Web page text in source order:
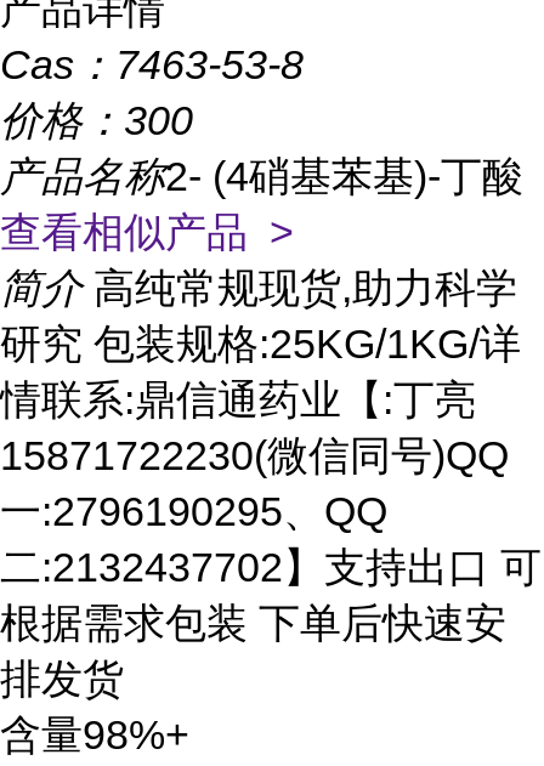
Cas： 7463-53-8
价格： 300
产品名称2- (4硝基苯基)-丁酸
查看相似产品 >
简介 高纯常规现货,助力科学
研究 包装规格:25KG/1KG/详
情联系:鼎信通药业【:丁亮
15871722230(微信同号)QQ
一:2796190295、QQ
二:2132437702】支持出口 可
根据需求包装 下单后快速安
排发货
含量98%+